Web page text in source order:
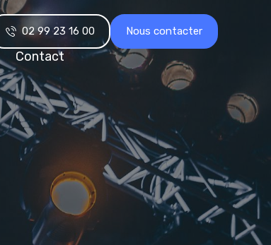
Contact
02 99 23 16 00 Nous contacter